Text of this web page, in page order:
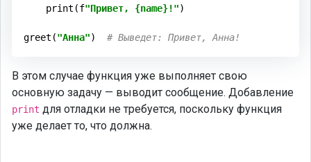
    print(f
"Привет, {name}!")
greet("Анна") # Выведет: Привет, Анна!
В этом случае функция уже выполняет свою
основную задачу — выводит сообщение. Добавление
print для отладки не требуется, поскольку функция
уже делает то, что должна.